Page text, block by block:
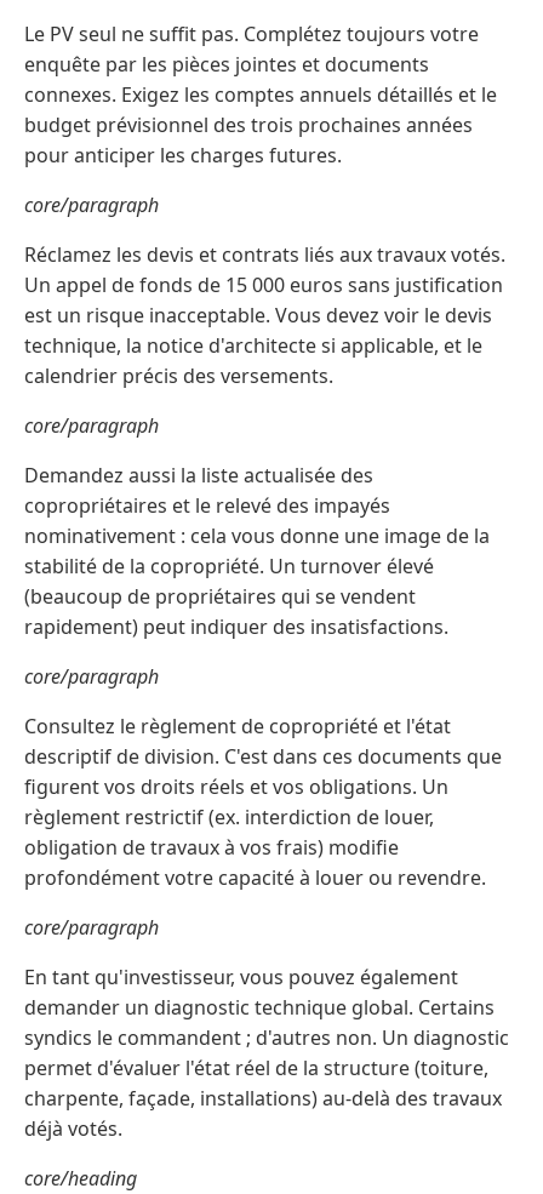
Le PV seul ne suffit pas. Complétez toujours votre
enquête par les pièces jointes et documents
connexes. Exigez les comptes annuels détaillés et le
budget prévisionnel des trois prochaines années
pour anticiper les charges futures.
core/paragraph
Réclamez les devis et contrats liés aux travaux votés.
Un appel de fonds de 15 000 euros sans justification
est un risque inacceptable. Vous devez voir le devis
technique, la notice d'architecte si applicable, et le
calendrier précis des versements.
core/paragraph
Demandez aussi la liste actualisée des
copropriétaires et le relevé des impayés
nominativement : cela vous donne une image de la
stabilité de la copropriété. Un turnover élevé
(beaucoup de propriétaires qui se vendent
rapidement) peut indiquer des insatisfactions.
core/paragraph
Consultez le règlement de copropriété et l'état
descriptif de division. C'est dans ces documents que
figurent vos droits réels et vos obligations. Un
règlement restrictif (ex. interdiction de louer,
obligation de travaux à vos frais) modifie
profondément votre capacité à louer ou revendre.
core/paragraph
En tant qu'investisseur, vous pouvez également
demander un diagnostic technique global. Certains
syndics le commandent ; d'autres non. Un diagnostic
permet d'évaluer l'état réel de la structure (toiture,
charpente, façade, installations) au-delà des travaux
déjà votés.
core/heading